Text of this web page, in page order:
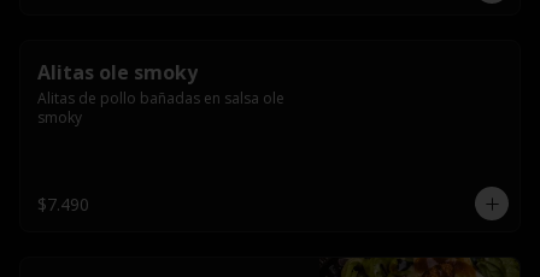
Alitas ole smoky
Alitas de pollo bañadas en salsa ole
smoky
$7.490